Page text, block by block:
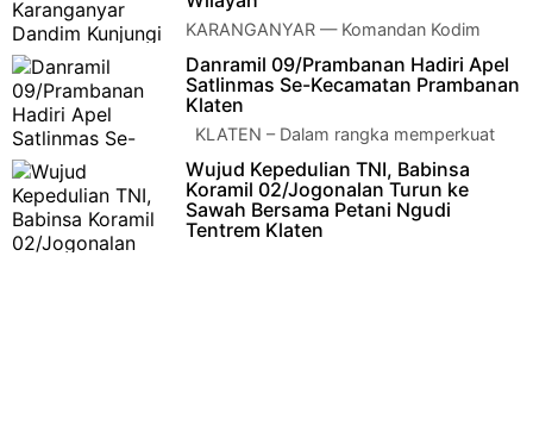
KARANGANYAR — Komandan Kodim
0727/Karanganyar Letkol Kav Dhanang
Prasetyo Kurniawan, S.H., M.Tr., Opsla bersama Forkopim…
Danramil 09/Prambanan Hadiri Apel
Satlinmas Se-Kecamatan Prambanan
Klaten
KLATEN – Dalam rangka memperkuat
sinergi antar unsur penyelenggara
ketentraman dan ketertiban masyarakat, Koma…
Wujud Kepedulian TNI, Babinsa
Koramil 02/Jogonalan Turun ke
Sawah Bersama Petani Ngudi
Tentrem Klaten